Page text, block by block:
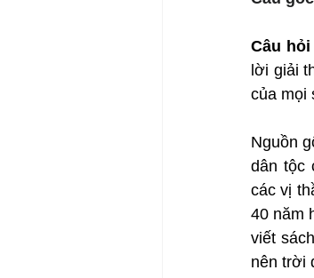
Câu
lời giải
của mọi
Nguồn
dân tộc
các vị
40 năm
viết
nên trời